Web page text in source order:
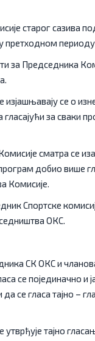
старог сазива
претходном
за Председника
изјашњавају се о
за сваки
сматра се
добио више
Комисије.
Спортске
ОКС.
СК ОКС и
се појединачно и
се гласа тајно –
тајно